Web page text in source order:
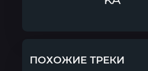
ПОХОЖИЕ ТРЕКИ